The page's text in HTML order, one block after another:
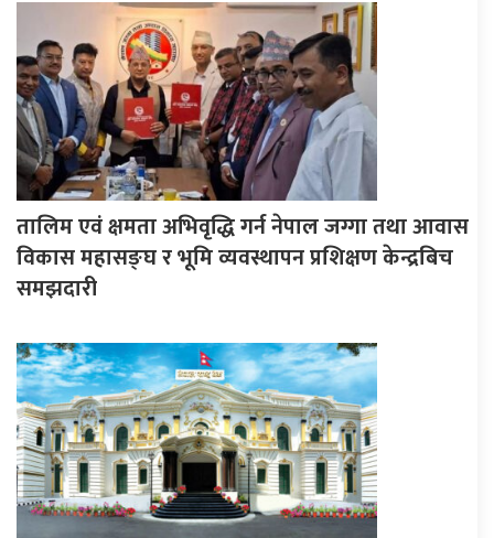
तालिम एवं क्षमता अभिवृद्धि गर्न नेपाल जग्गा तथा आवास
विकास महासङ्घ र भूमि व्यवस्थापन प्रशिक्षण केन्द्रबिच
समझदारी